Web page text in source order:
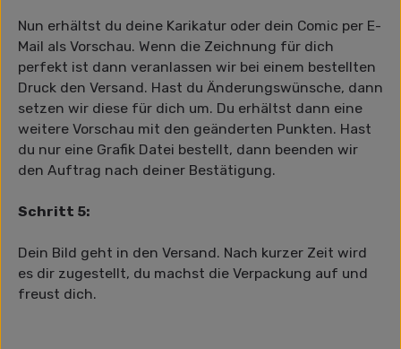
Nun erhältst du deine Karikatur oder dein Comic per E-
Mail als Vorschau. Wenn die Zeichnung für dich
perfekt ist dann veranlassen wir bei einem bestellten
Druck den Versand. Hast du Änderungswünsche, dann
setzen wir diese für dich um. Du erhältst dann eine
weitere Vorschau mit den geänderten Punkten. Hast
du nur eine Grafik Datei bestellt, dann beenden wir
den Auftrag nach deiner Bestätigung.
Schritt 5:
Dein Bild geht in den Versand. Nach kurzer Zeit wird
es dir zugestellt, du machst die Verpackung auf und
freust dich.